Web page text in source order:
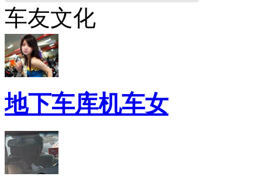
车友文化
地下车库机车女